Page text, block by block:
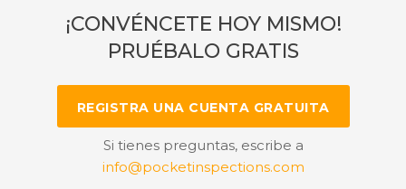
¡CONVÉNCETE HOY MISMO!
PRUÉBALO GRATIS
REGISTRA UNA CUENTA GRATUITA
Si tienes preguntas, escribe a
info@pocketinspections.com